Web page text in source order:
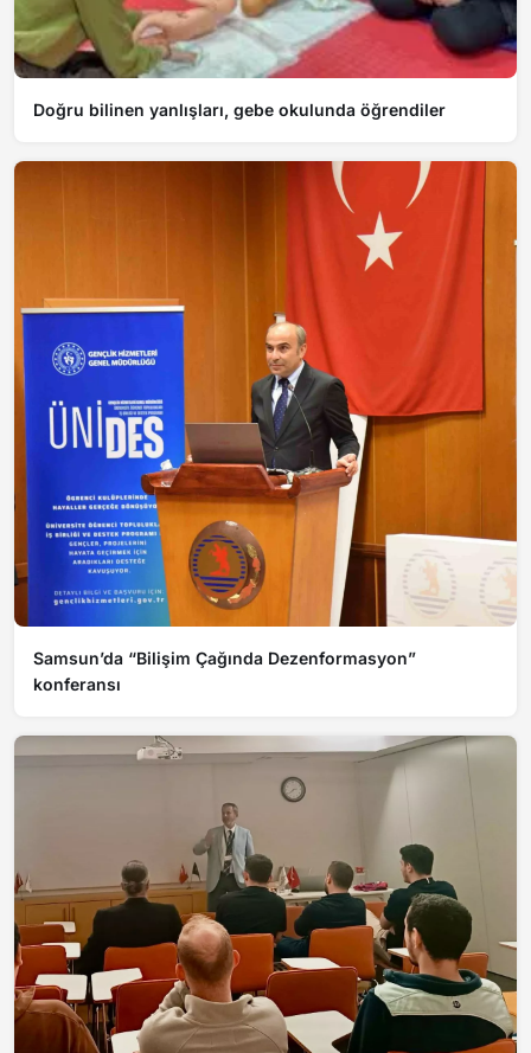
Doğru bilinen yanlışları, gebe okulunda öğrendiler
Samsun’da “Bilişim Çağında Dezenformasyon”
konferansı